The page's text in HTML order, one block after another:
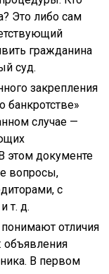
Это либо сам
гражданина
суд.
закрепления
банкротстве»
случае —
этом документе
вопросы,
с
т. д.
отличия
объявления
В первом